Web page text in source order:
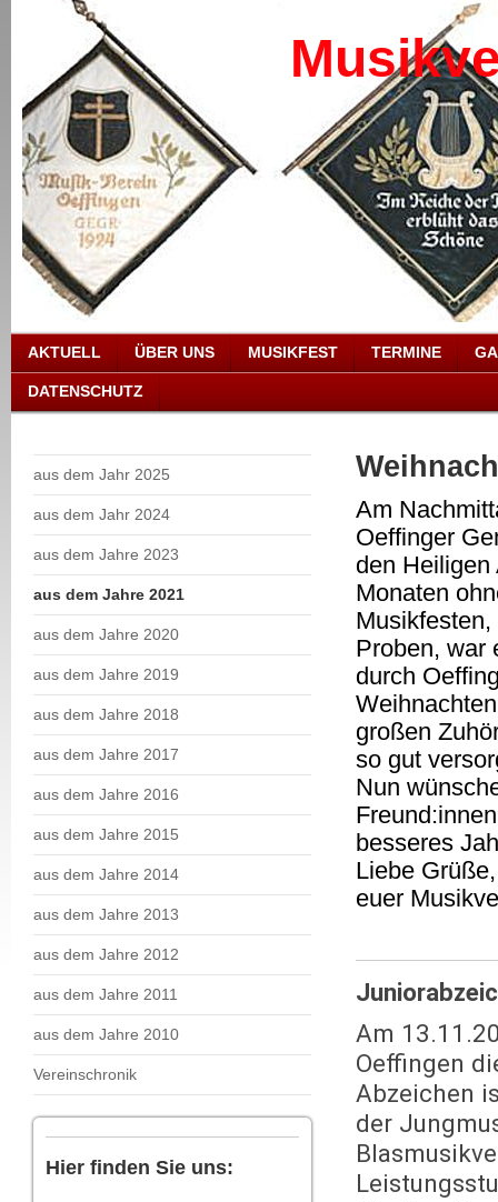
AKTUELL ÜBER UNS MUSIKFEST TERMINE
DATENSCHUTZ
aus dem Jahr 2025
aus dem Jahr 2024
aus dem Jahre 2023
aus dem Jahre 2021
aus dem Jahre 2020
aus dem Jahre 2019
aus dem Jahre 2018
aus dem Jahre 2017
aus dem Jahre 2016
aus dem Jahre 2015
aus dem Jahre 2014
aus dem Jahre 2013
aus dem Jahre 2012
aus dem Jahre 2011
aus dem Jahre 2010
Vereinschronik
Hier finden Sie uns:
Am
Oeffinger
den
Monaten
Proben, war
durch
großen
so gut
Nun
besseres
Liebe Grüße,
euer
Am
Oeffingen
Abzeichen
der